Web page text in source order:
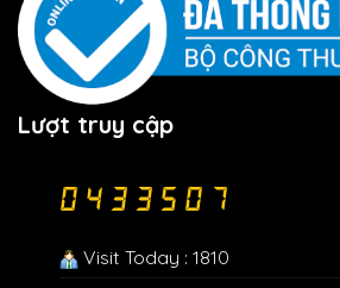
Lượt truy cập
Visit Today : 1810